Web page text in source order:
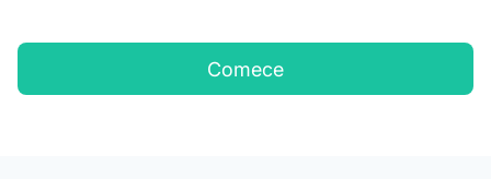
Comece